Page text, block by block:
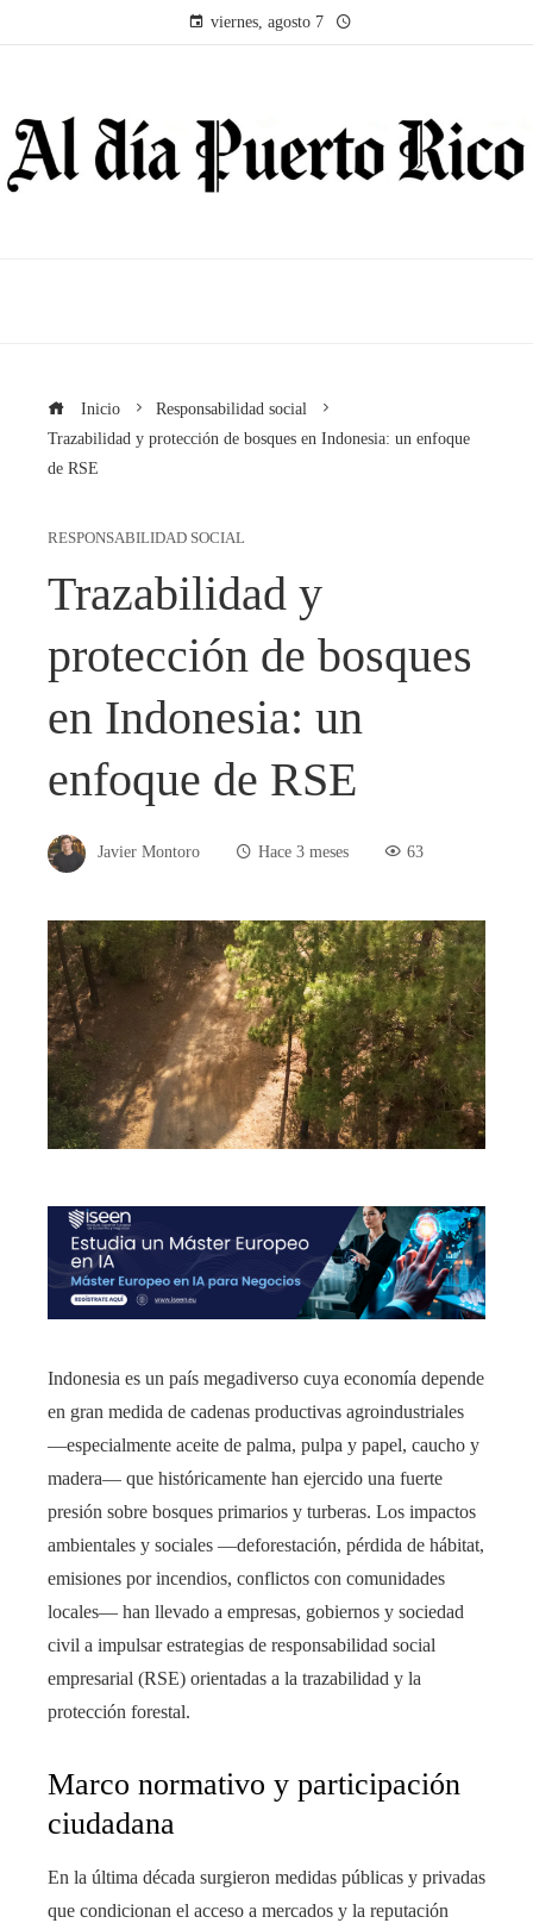
viernes, agosto 7
Inicio
Responsabilidad social
Trazabilidad y protección de bosques en Indonesia: un enfoque
de RSE
RESPONSABILIDAD SOCIAL
Trazabilidad y
protección de bosques
en Indonesia: un
enfoque de RSE
Javier Montoro Hace 3 meses 63
Indonesia es un país megadiverso cuya economía depende
en gran medida de cadenas productivas agroindustriales
—especialmente aceite de palma, pulpa y papel, caucho y
madera— que históricamente han ejercido una fuerte
presión sobre bosques primarios y turberas. Los impactos
ambientales y sociales —deforestación, pérdida de hábitat,
emisiones por incendios, conflictos con comunidades
locales— han llevado a empresas, gobiernos y sociedad
civil a impulsar estrategias de responsabilidad social
empresarial (RSE) orientadas a la trazabilidad y la
protección forestal.
Marco normativo y participación
ciudadana
En la última década surgieron medidas públicas y privadas
que condicionan el acceso a mercados y la reputación